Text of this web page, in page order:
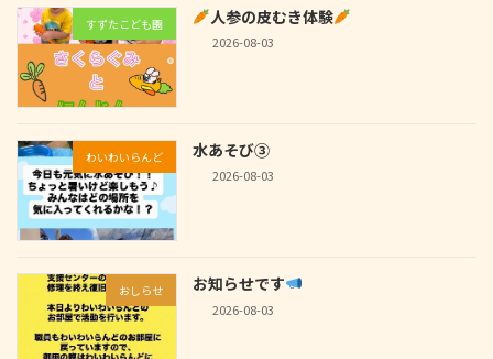
すずたこども園 人参の皮むき体験
2026-08-03
わいわいらんど 水あそび③
2026-08-03
おしらせ お知らせです
2026-08-03